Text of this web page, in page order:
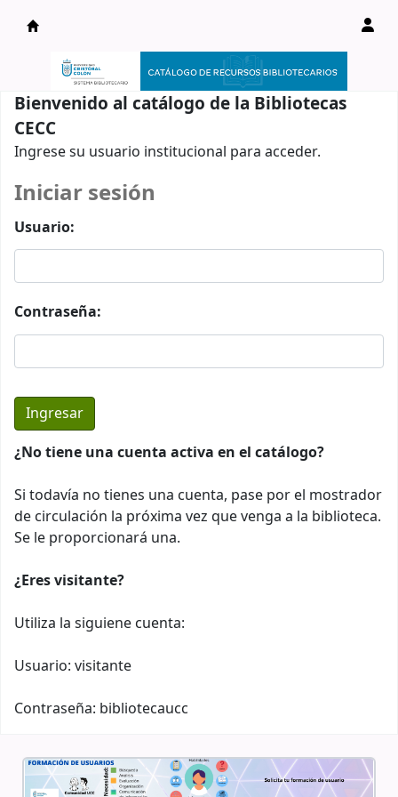
Catálogo en línea
Bienvenido al catálogo de la Bibliotecas
CECC
Ingrese su usuario institucional para acceder.
Iniciar sesión
Usuario:
Contraseña:
¿No tiene una cuenta activa en el catálogo?
Si todavía no tienes una cuenta, pase por el mostrador
de circulación la próxima vez que venga a la biblioteca.
Se le proporcionará una.
¿Eres visitante?
Utiliza la siguiene cuenta:
Usuario: visitante
Contraseña: bibliotecaucc